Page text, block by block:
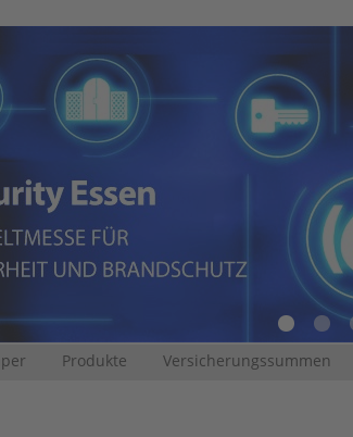
Produkte Versicherungssummen